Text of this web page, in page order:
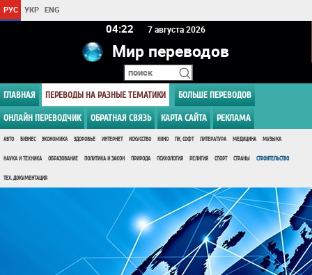
РУС УКР ENG
04 22 7 августа 2026
Мир переводов
ГЛАВНАЯ ПЕРЕВОДЫ НА РАЗНЫЕ ТЕМАТИКИ БОЛЬШЕ ПЕРЕВОДОВ
ОНЛАЙН ПЕРЕВОДЧИК ОБРАТНАЯ СВЯЗЬ КАРТА САЙТА РЕКЛАМА
АВТО БИЗНЕС ЭКОНОМИКА ЗДОРОВЬЕ ИНТЕРНЕТ ИСКУССТВО КИНО ПК, СОФТ ЛИТЕРАТУРА МЕДИЦИНА МУЗЫКА
НАУКА И ТЕХНИКА ОБРАЗОВАНИЕ ПОЛИТИКА И ЗАКОН ПРИРОДА ПСИХОЛОГИЯ РЕЛИГИЯ СПОРТ СТРАНЫ СТРОИТЕЛЬСТВО
ТЕХ. ДОКУМЕНТАЦИЯ